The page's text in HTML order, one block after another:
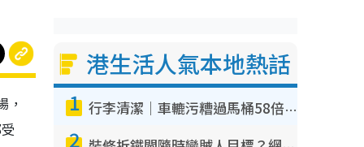
，
港生活人氣本地熱話
1 行李清潔｜車轆污糟過馬桶58倍！專家警告忌用酒精抹 教1招免污手除菌
2